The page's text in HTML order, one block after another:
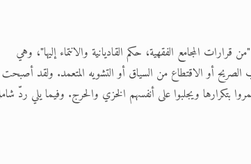
المجامع الفقهية، حكم القاديانية والانتماء إليها"، وهي
الصريح أو الاقتطاع من السياق أو التشويه المتعمد. ولقد أصبحت
ويجلبوا على أنفسهم الخزي والحرج. وفيما يلي ردّ